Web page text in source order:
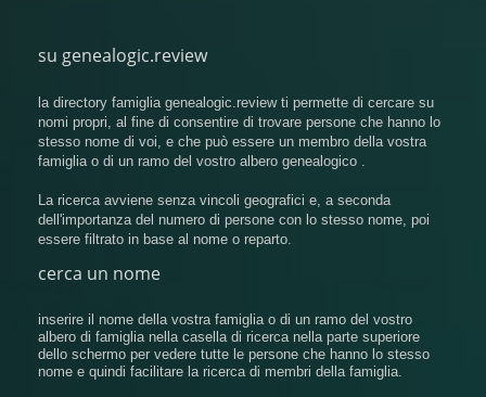
su genealogic.review
la directory famiglia genealogic.review ti permette di cercare su
nomi propri, al fine di consentire di trovare persone che hanno lo
stesso nome di voi, e che può essere un membro della vostra
famiglia o di un ramo del vostro albero genealogico .
La ricerca avviene senza vincoli geografici e, a seconda
dell'importanza del numero di persone con lo stesso nome, poi
essere filtrato in base al nome o reparto.
cerca un nome
inserire il nome della vostra famiglia o di un ramo del vostro
albero di famiglia nella casella di ricerca nella parte superiore
dello schermo per vedere tutte le persone che hanno lo stesso
nome e quindi facilitare la ricerca di membri della famiglia.